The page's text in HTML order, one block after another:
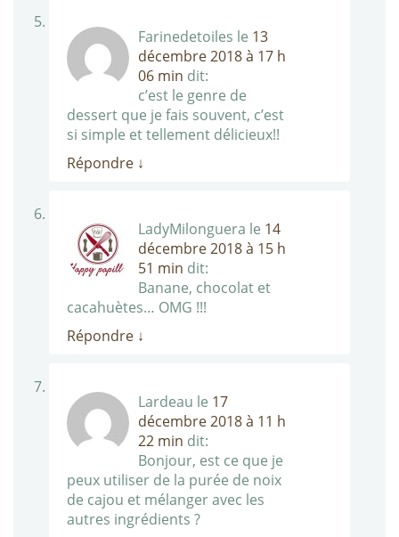
Farinedetoiles le 13
décembre 2018 à 17 h
06 min dit:
c’est le genre de
dessert que je fais souvent, c’est
si simple et tellement délicieux!!
Répondre ↓
LadyMilonguera le 14
décembre 2018 à 15 h
51 min dit:
Banane, chocolat et
cacahuètes… OMG !!!
Répondre ↓
Lardeau le 17
décembre 2018 à 11 h
22 min dit:
Bonjour, est ce que je
peux utiliser de la purée de noix
de cajou et mélanger avec les
autres ingrédients ?